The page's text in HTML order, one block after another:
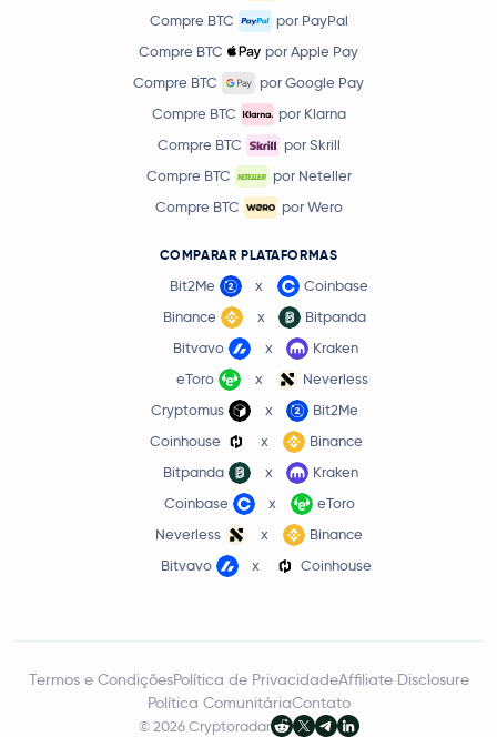
Compre BTC
por PayPal
Compre BTC
por Apple Pay
Compre BTC
por Google Pay
Compre BTC
por Klarna
Compre BTC
por Skrill
Compre BTC
por Neteller
Compre BTC
por Wero
COMPARAR PLATAFORMAS
Bit2Me x
Coinbase
Binance
x
Bitpanda
Bitvavo
x
Kraken
eToro
x
Neverless
Cryptomus
x
Bit2Me
Coinhouse
x
Binance
Bitpanda
x
Kraken
Coinbase
x
eToro
Neverless
x
Binance
Bitvavo
x Coinhouse
© 2026 Cryptoradar
Termos e CondiçõesPolítica de PrivacidadeAffiliate Disclosure
Política ComunitáriaContato